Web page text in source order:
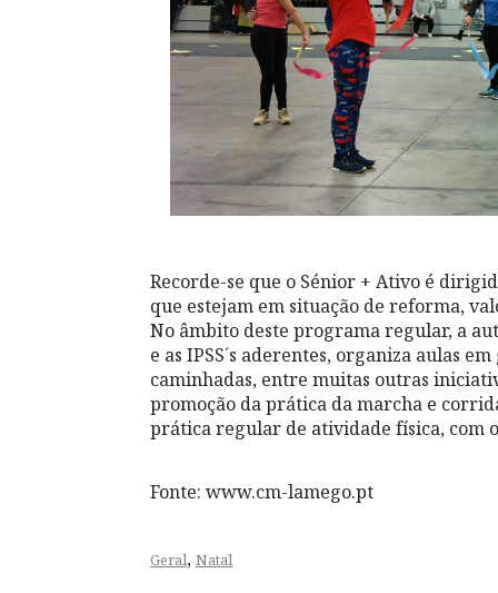
Recorde-se que o Sénior + Ativo é
que estejam em situação de reforma,
No âmbito deste programa regular, a
e as IPSS´s aderentes, organiza aulas
caminhadas, entre muitas outras
promoção da prática da marcha e
prática regular de atividade física, com
Fonte: www.cm-lamego.pt
Geral, Natal